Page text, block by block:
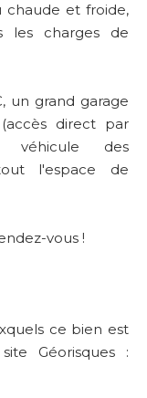
chaude et froide,
les charges de
un grand garage
direct par
véhicule des
l'espace de
vous !
ce bien est
Géorisques :